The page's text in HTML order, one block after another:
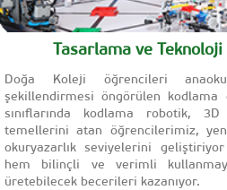
Tasarlama ve
Doğa Koleji öğrencileri
şekillendirmesi öngörülen kodlama
sınıflarında kodlama robotik,
temellerini atan öğrencilerimiz,
okuryazarlık seviyelerini
hem bilinçli ve verimli
üretebilecek becerileri kazanıyor.